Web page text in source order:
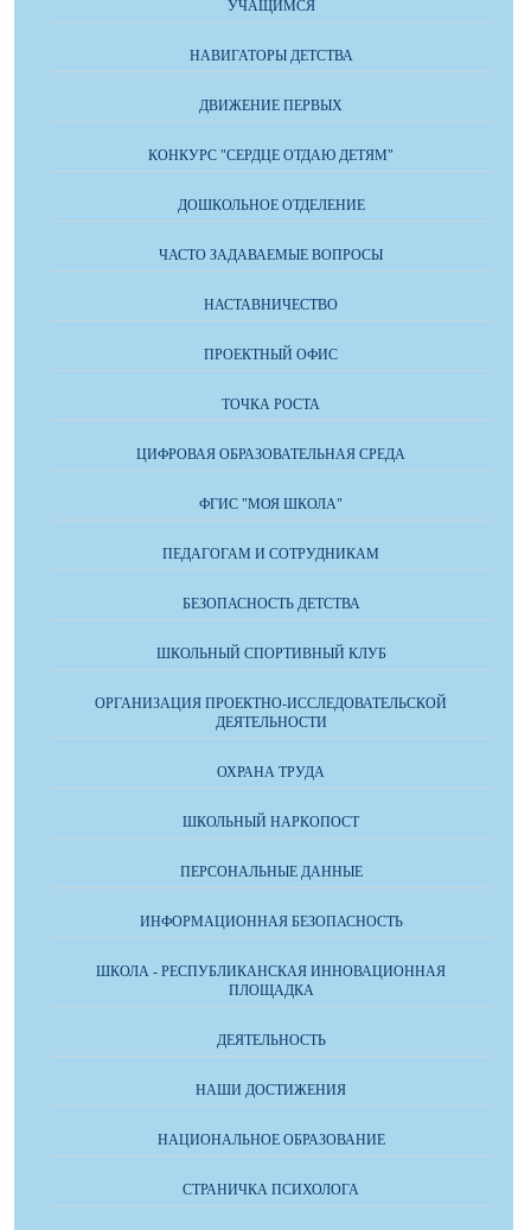
УЧАЩИМСЯ
НАВИГАТОРЫ ДЕТСТВА
ДВИЖЕНИЕ ПЕРВЫХ
КОНКУРС "СЕРДЦЕ ОТДАЮ ДЕТЯМ"
ДОШКОЛЬНОЕ ОТДЕЛЕНИЕ
ЧАСТО ЗАДАВАЕМЫЕ ВОПРОСЫ
НАСТАВНИЧЕСТВО
ПРОЕКТНЫЙ ОФИС
ТОЧКА РОСТА
ЦИФРОВАЯ ОБРАЗОВАТЕЛЬНАЯ СРЕДА
ФГИС "МОЯ ШКОЛА"
ПЕДАГОГАМ И СОТРУДНИКАМ
БЕЗОПАСНОСТЬ ДЕТСТВА
ШКОЛЬНЫЙ СПОРТИВНЫЙ КЛУБ
ОРГАНИЗАЦИЯ ПРОЕКТНО-ИССЛЕДОВАТЕЛЬСКОЙ
ДЕЯТЕЛЬНОСТИ
ОХРАНА ТРУДА
ШКОЛЬНЫЙ НАРКОПОСТ
ПЕРСОНАЛЬНЫЕ ДАННЫЕ
ИНФОРМАЦИОННАЯ БЕЗОПАСНОСТЬ
ШКОЛА - РЕСПУБЛИКАНСКАЯ ИННОВАЦИОННАЯ
ПЛОЩАДКА
ДЕЯТЕЛЬНОСТЬ
НАШИ ДОСТИЖЕНИЯ
НАЦИОНАЛЬНОЕ ОБРАЗОВАНИЕ
СТРАНИЧКА ПСИХОЛОГА